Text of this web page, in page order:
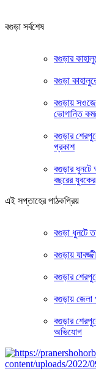
বগুড়া সর্বশেষ
বগুড়ার
বগুড়া
বগুড়ায়
ভোগান্তি
বগুড়ার
প্রকাশ
বগুড়ার ধুনটে
বছরের যুবকের
এই সপ্তাহের পাঠকপ্রিয়
বগুড়া ধুনটে
বগুড়ায়
বগুড়ার
বগুড়ায় জেলা
বগুড়ার
অভিযোগ